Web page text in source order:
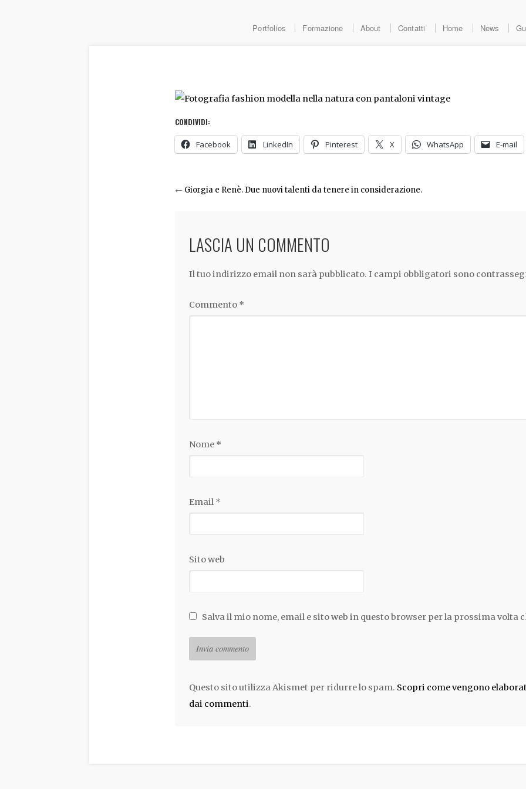
Portfolios Formazione About Contatti Home News
CONDIVIDI:
Facebook LinkedIn Pinterest X WhatsApp E-mail
← Giorgia e Renè. Due nuovi talenti da tenere in considerazione.
LASCIA UN COMMENTO
Il tuo indirizzo email non sarà pubblicato. I campi obbligatori sono
Commento *
Nome *
Email *
Sito web
Salva il mio nome, email e sito web in questo browser per la prossima volta
Questo sito utilizza Akismet per ridurre lo spam. Scopri come vengono
dai commenti.